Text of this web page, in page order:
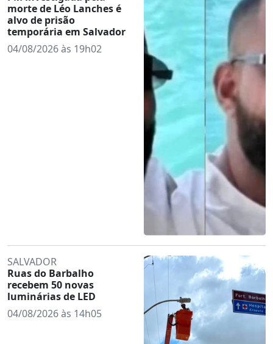
morte de Léo Lanches é
alvo de prisão
temporária em Salvador
04/08/2026 às 19h02
SALVADOR
Ruas do Barbalho
recebem 50 novas
luminárias de LED
04/08/2026 às 14h05